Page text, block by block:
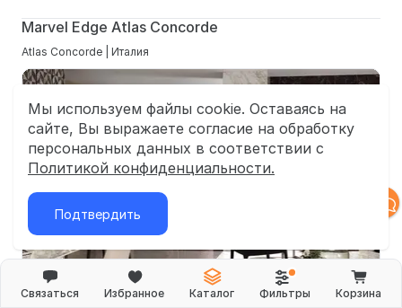
Мы используем файлы cookie. Оставаясь на
сайте, Вы выражаете согласие на обработку
персональных данных в соответствии с
Политикой конфиденциальности.
Подтвердить
Marvel Edge Atlas Concorde
Atlas Concorde | Италия
Связаться Избранное Каталог Фильтры Корзина